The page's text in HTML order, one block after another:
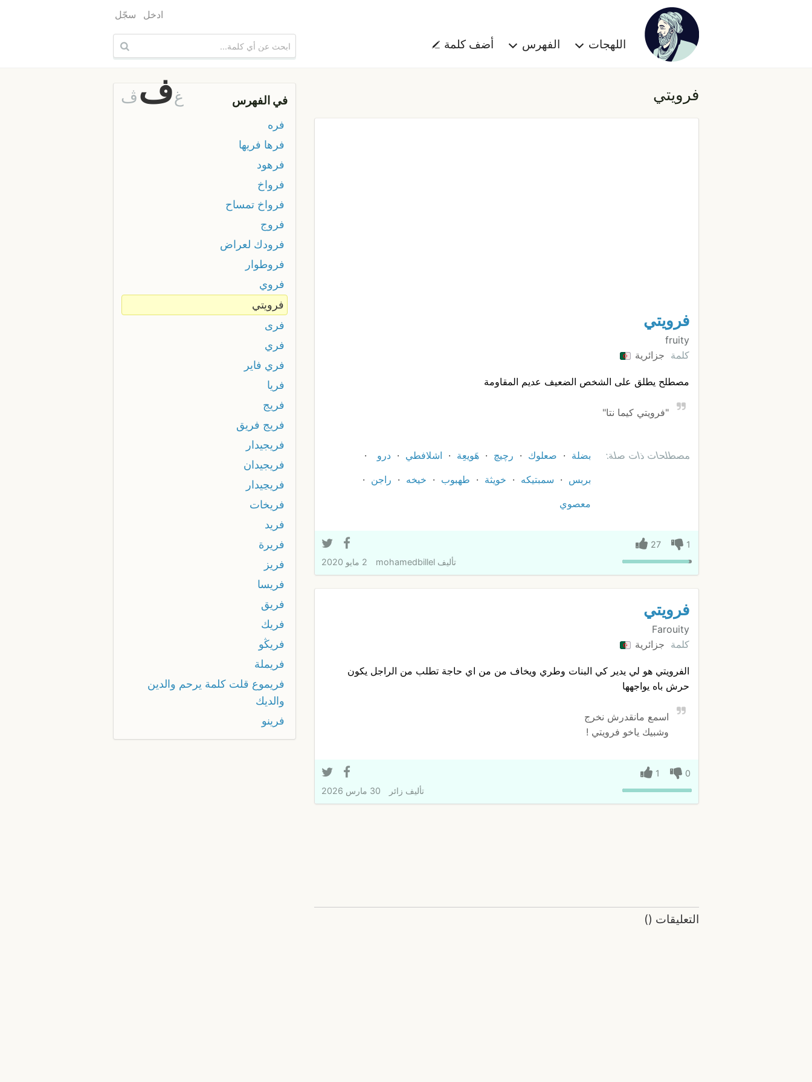
اللهجات الفهرس أضف كلمة
ادخل سجّل
فرويتي
فرويتي
fruity
كلمة جزائرية
مصطلح يطلق على الشخص الضعيف عديم المقاومة
"فرويتي كيما نتا"
مصطلحات ذات صلة: بضلة صعلوك رچيچ هَويعِة اشلافطي
درو
بربس
سمبتيكه خويثة طهبوب خيخه
راجن
معصوي
1
27
تأليفmohamedbillel 2 مايو 2020
فرويتي
Farouity
كلمة جزائرية
الفرويتي هو لي يدير كي البنات وطري ويخاف من من اي حاجة تطلب من الراجل يكون
حرش باه يواجهها
اسمع مانقدرش نخرج
وشبيك ياخو فرويتي !
0
1
تأليف زائر 30 مارس 2026
التعليقات (
)
في الفهرس غفڤ
فره
فرها فريها
فرهود
فرواخ
فرواخ تمساح
فروج
فرودك لعراض
فروطوار
فروي
فرويتي
فرى
فري
فري فاير
فريا
فريج
فريج فريق
فريجيدار
فريجيدان
فريڃيدار
فريخات
فريد
فريرة
فريز
فريسا
فريق
فريك
فريڭو
فريملة
فريموع قلت كلمة يرحم والدين
والديك
فرينو